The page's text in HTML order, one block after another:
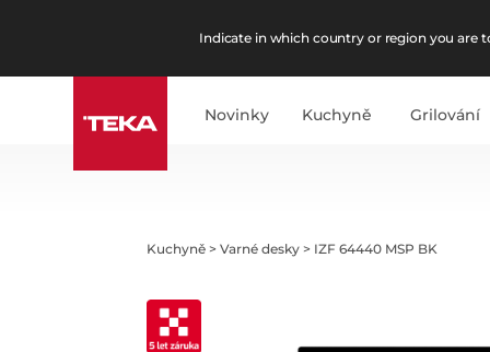
Indicate in which country or region you are
Novinky Kuchyně Grilování
Kuchyně >Varné desky > IZF 64440 MSP BK